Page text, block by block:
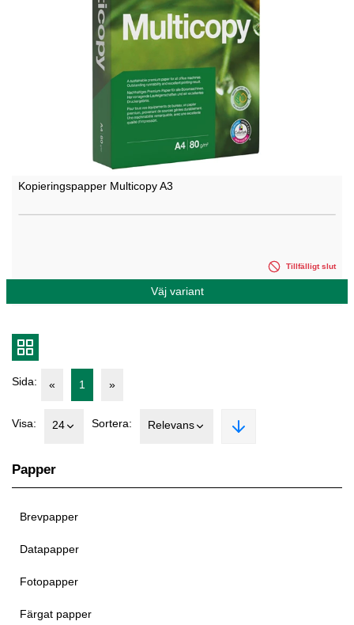
Papper
Brevpapper
Datapapper
Fotopapper
Färgat papper
Kopieringspapper Multicopy A3
Tillfälligt slut
Väj variant
Sida: « 1 »
Visa: 24 Sortera: Relevans